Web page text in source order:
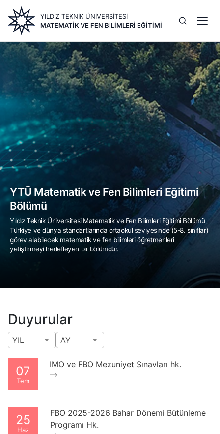
içeriğe
atla
YILDIZ TEKNİK ÜNİVERSİTESİ
MATEMATIK VE FEN BILIMLERI EĞITIMI
Image
YTÜ Matematik ve Fen Bilimleri Eğitimi
Bölümü
Yıldız Teknik Üniversitesi Matematik ve Fen Bilimleri Eğitimi Bölümü
Türkiye ve dünya standartlarında ortaokul seviyesinde (5-8. sınıflar)
görev alabilecek matematik ve fen bilimleri öğretmenleri
yetiştirmeyi hedefleyen bir bölümdür.
Duyurular
YIL AY
07
Tem
IMO ve FBO Mezuniyet Sınavları hk.
25
Haz
FBO 2025-2026 Bahar Dönemi Bütünleme
Programı Hk.